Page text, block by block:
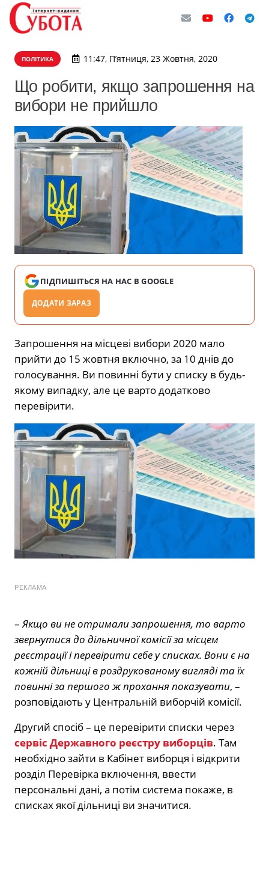
ПОЛІТИКА 11:47, П’ятниця, 23 Жовтня, 2020
Що робити, якщо запрошення на
вибори не прийшло
ПІДПИШІТЬСЯ НА НАС В GOOGLE
ДОДАТИ ЗАРАЗ
Запрошення на місцеві вибори 2020 мало
прийти до 15 жовтня включно, за 10 днів до
голосування. Ви повинні бути у списку в будь-
якому випадку, але це варто додатково
перевірити.
РЕКЛАМА
–Якщо ви не отримали запрошення, то варто
звернутися до дільничної комісії за місцем
реєстрації і перевірити себе у списках. Вони є на
кожній дільниці в роздрукованому вигляді та їх
повинні за першого ж прохання показувати, –
розповідають у Центральній виборчій комісії.
Другий спосіб – це перевірити списки через
сервіс Державного реєстру виборців. Там
необхідно зайти в Кабінет виборця і відкрити
розділ Перевірка включення, ввести
персональні дані, а потім система покаже, в
списках якої дільниці ви значитися.